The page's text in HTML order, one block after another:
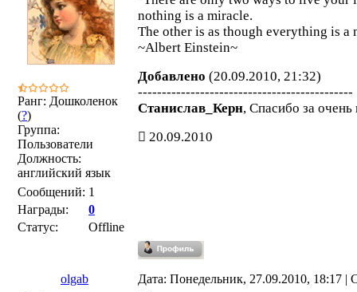
Ранг: Дошколенок
(?)
Группа:
Пользователи
Должность:
английский язык
Сообщений: 1
Награды:
0
Статус:
Offline
nothing is a miracle.
The other is as though everything is a
~Albert Einstein~
Добавлено (20.09.2010, 21:32)
---------------------------------------------
Станислав_Керн, Спасибо за
20.09.2010
olgab
Дата: Понедельник, 27.09.2010, 18:17